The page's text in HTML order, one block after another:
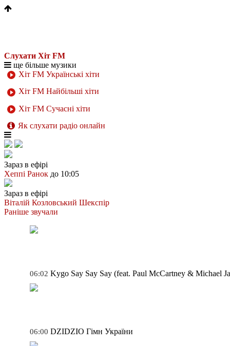
Слухати Хіт FM
ще більше музики
Хіт FM Українські хіти
Хіт FM Найбільші хіти
Хіт FM Сучасні хіти
Як слухати радіо онлайн
Зараз в ефірі
Хеппі Ранок до 10:05
Зараз в ефірі
Віталій Козловський Шекспір
Раніше звучали
06:02 Kygo Say Say Say (feat. Paul McCartney & Michael
06:00 DZIDZIO Гімн України